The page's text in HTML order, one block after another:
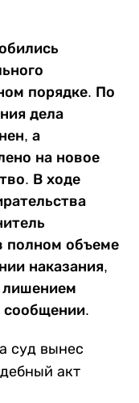
порядке. По
дела
а
на новое
В ходе
полном объеме
наказания,
лишением
сообщении.
суд вынес
акт